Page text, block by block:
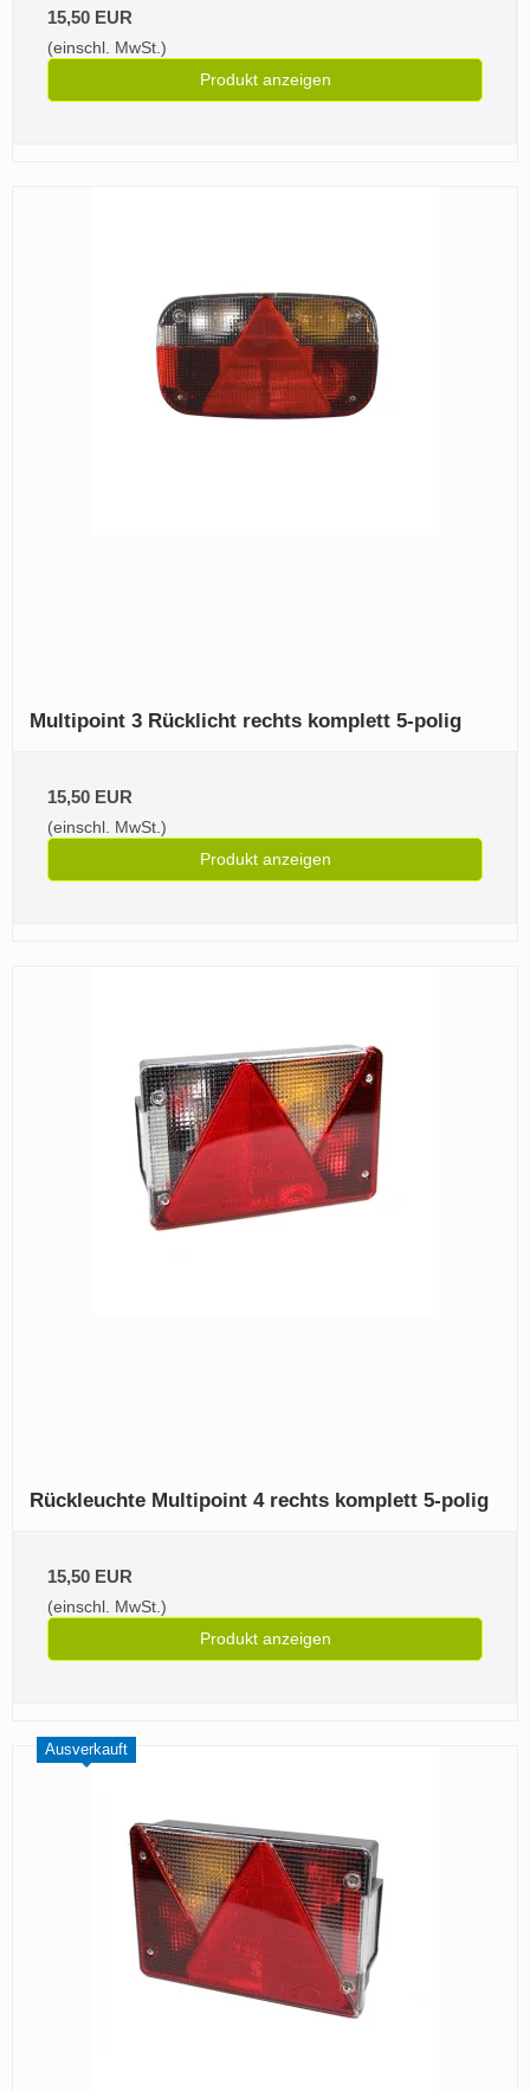
15,50 EUR
(einschl. MwSt.)
Produkt anzeigen
Multipoint 3 Rücklicht rechts komplett 5-polig
15,50 EUR
(einschl. MwSt.)
Produkt anzeigen
Rückleuchte Multipoint 4 rechts komplett 5-polig
15,50 EUR
(einschl. MwSt.)
Produkt anzeigen
Ausverkauft